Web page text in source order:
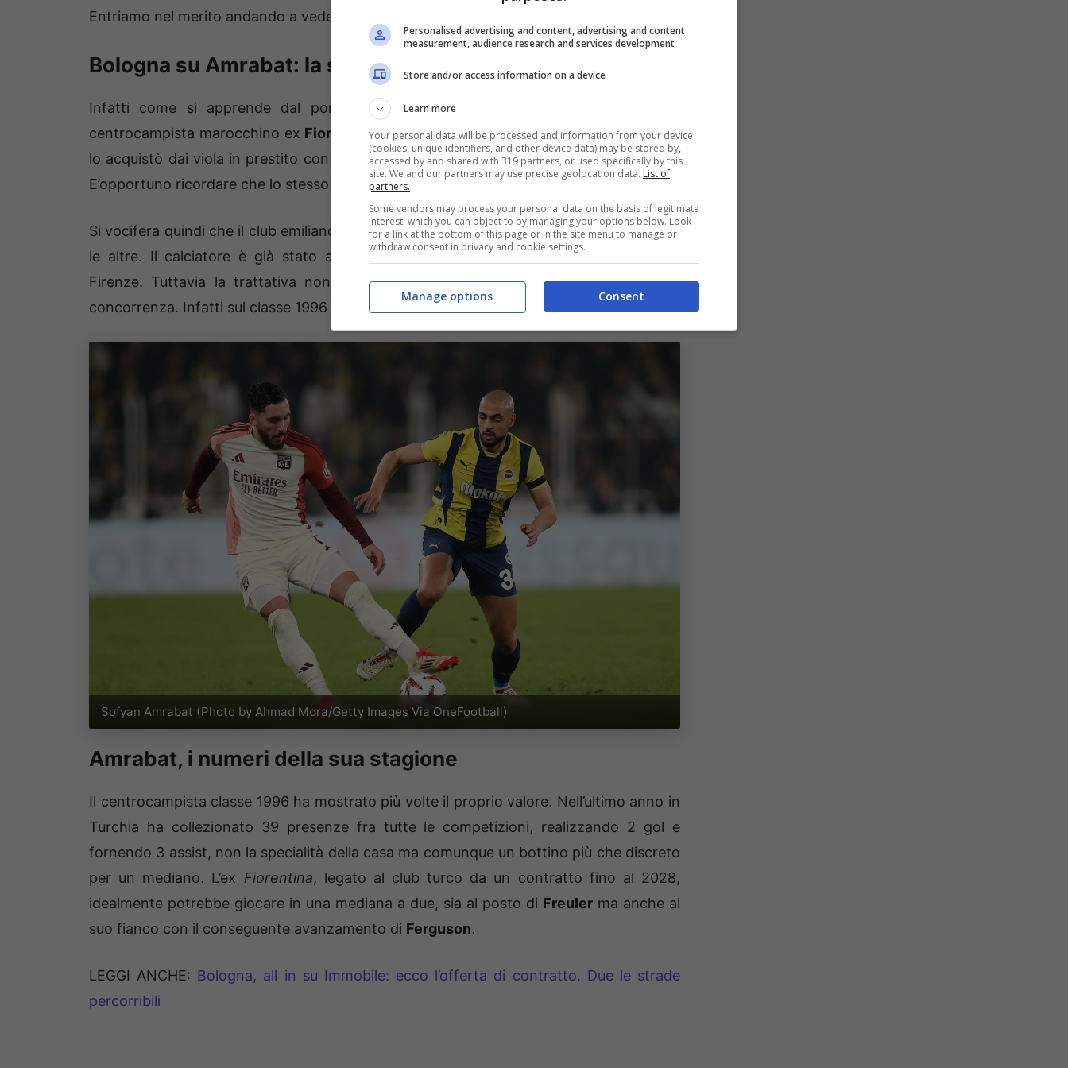
Entriamo nel merito andando a vedere i dettagli.
Bologna su Amrabat: la situazione
Infatti come si apprende dal portaleFanatik, ilBologna
centrocampista marocchino ex Fiorentina,nell’ultimo anno alFenerbahçe. Il club turco
lo acquistò dai viola in prestito con riscatto obbligatorio all’inizio della scorsa stagione.
E’opportuno ricordare che lo stesso sarà fissato sui 12 milioni di euro.
Si vocifera quindi che il club emiliano voglia il centrocampista exManchester Unitedtra
le altre. Il calciatore è già stato allenato da VincenzoItaliano, tra mille capricci, a
Firenze. Tuttavia la trattativa non dovrebbe essere facilissima anche in virtù della
concorrenza. Infatti sul classe 1996 sarebbero piombati diversi club arabi.
Sofyan Amrabat (Photo by Ahmad Mora/Getty Images Via OneFootball)
Amrabat, i numeri della sua stagione
Il centrocampista classe 1996 ha mostrato più volte il proprio valore. Nell’ultimo anno in
Turchia ha collezionato 39 presenze fra tutte le competizioni, realizzando 2 gol e
fornendo 3 assist, non la specialità della casa ma comunque un bottino più che discreto
per un mediano. L’ex Fiorentina, legato al club turco da un contratto fino al 2028,
idealmente potrebbe giocare in una mediana a due, sia al posto di Freuler ma anche al
suo fianco con il conseguente avanzamento di Ferguson.
LEGGI ANCHE: Bologna, all in su Immobile: ecco l’offerta di contratto. Due le strade
percorribili
Personalised advertising and content, advertising and content
measurement, audience research and services development
Store and/or access information on a device
Learn more
Your personal data will be processed and information from your device
(cookies, unique identifiers, and other device data) may be stored by,
accessed by and shared with 319 partners, or used specifically by this
site. We and our partners may use precise geolocation data. List of
partners.
Some vendors may process your personal data on the basis of legitimate
interest, which you can object to by managing your options below. Look
for a link at the bottom of this page or in the site menu to manage or
withdraw consent in privacy and cookie settings.
Consent
Manage options